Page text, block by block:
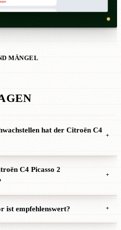
MÄNGEL
hat der Citroën C4
+
C4 Picasso 2
+
ist empfehlenswert? +